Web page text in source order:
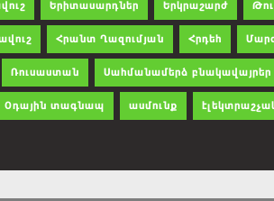
Երիտասարդներ Երկրաշարժ
Հրանտ Ղազումյան Հրդեհ
Ռուսաստան Սահմանամերձ բնակավայրեր
Օդային տագնապ ասմունք